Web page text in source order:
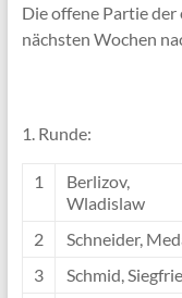
Die offene Partie der
nächsten Wochen
1. Runde:
1
Berlizov,
Wladislaw
2 Schneider,
3
Schmid,